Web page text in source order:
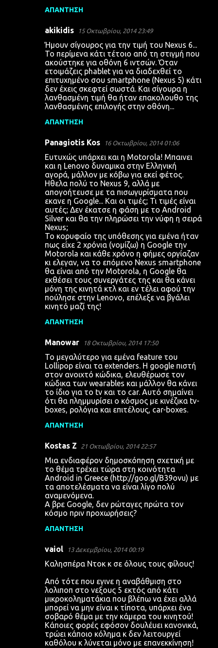
ΑΠΆΝΤΗΣΗ
akikidis 15 Οκτωβρίου, 2014 23:49
Ήμουν σίγουρος για την τιμή του Nexus 6...
Το περίμενα κάτι τέτοιο από τη στιγμή που
ακούστηκε για οθόνη 6 ιντσών. Όταν
ετοιμάζεις phablet για να διαδεχθεί το
επιτυχημένο σου smartphone (Nexus 5) κάτι
δεν έχεις σκεφτεί σωστά. Και σίγουρα η
λανθασμένη τιμή θα ήταν επακολουθο της
λανθασμένης επιλογής στην οθόνη...
ΑΠΆΝΤΗΣΗ
Panagiotis Kos 16 Οκτωβρίου, 2014 01:06
Ευτυχώς υπάρχει και η Motorola! Μπαινει
και η Lenovo δυναμικα στην Ελληνική
αγορά, μάλλον με κόβω για εκεί φέτος.
Ηθελα πολύ το Nexus 9, αλλά με
απογοήτευσε με τα πισωγυρίσματα που
εκανε η Google... Και οι τιμές; Τι τιμές είναι
αυτές; Δεν έκατσε η φάση με το Android
Silver και θα την πληρώσει την νύφη η σειρά
Nexus;
Το κορυφαίο της υπόθεσης για εμένα ήταν
πως είχε 2 χρόνια (νομίζω) η Google την
Motorola και κάθε χρόνο η φήμες οργίαζαν
κι ελεγαν, να το επόμενο Nexus smartphone
θα είναι από την Motorola, η Google θα
εκθέσει τους συνεργάτες της και θα κάνει
μόνη της κινητά κτλ και εν τέλει αφού την
πούλησε στην Lenovo, επέλεξε να βγάλει
κινητό μαζί της!
ΑΠΆΝΤΗΣΗ
Manowar 18 Οκτωβρίου, 2014 17:50
Το μεγαλύτερο για εμένα feature του
Lollipop είναι τα extenders. H google πιστή
στον ανοιχτό κώδικα, ελευθέρωσε τον
κώδικα των wearables και μάλλον θα κάνει
το ίδιο για το tv και το car. Αυτό σημαίνει
ότι θα πλημμυρίσει ο κόσμος με κινέζικα tv-
boxes, ρολόγια και επιτέλους, car-boxes.
ΑΠΆΝΤΗΣΗ
Kostas Z 21 Οκτωβρίου, 2014 22:57
Μια ενδιαφέρον δημοσκόπηση σχετική με
το θέμα τρέχει τώρα στη κοινότητα
Android in Greece (http://goo.gl/B39ovu) με
τα αποτελέσματα να είναι λίγο πολύ
αναμενόμενα.
Α βρε Google, δεν ρώταγες πρώτα τον
κόσμο πριν προχωρήσεις?
ΑΠΆΝΤΗΣΗ
vaiol 13 Δεκεμβρίου, 2014 00:19
Καλησπέρα Ντοκ κ σε όλους τους φίλους!
Από τότε που εγινε η αναβάθμιση στο
λολιποπ στο νεξους 5 εκτός από κάτι
μικροκοληματάκια που βλέπω να έχει αλλά
μπορεί να μην είναι κ τίποτα, υπάρχει ένα
σοβαρό θέμα με την κάμερα του κινητού!
Κάποιες φορές εφόσον δουλέυει κανονικά,
τρώει κάποιο κόλημα κ δεν λειτουργεί
καθόλου κ λύνεται μόνο με επανεκκίνηση!